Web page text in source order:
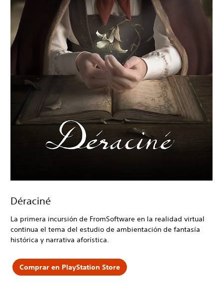
Déraciné
La primera incursión de FromSoftware en la realidad virtual
continua el tema del estudio de ambientación de fantasía
histórica y narrativa aforística.
Comprar en PlayStation Store